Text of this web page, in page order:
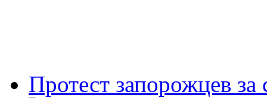
Протест запорожцев за